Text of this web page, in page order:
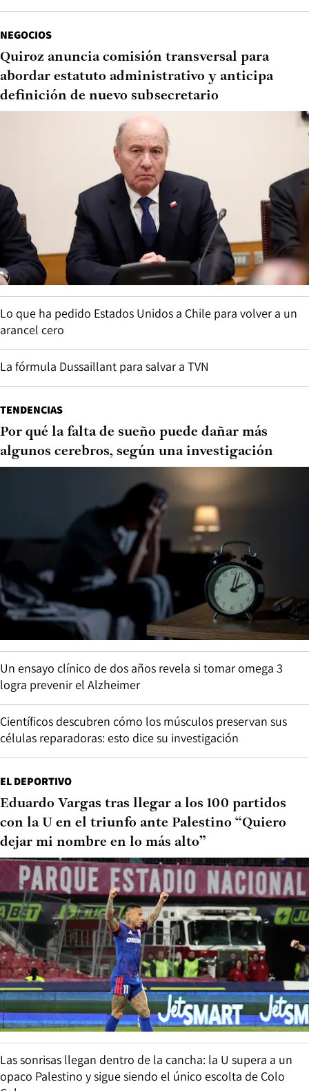
NEGOCIOS
Quiroz anuncia comisión transversal para
abordar estatuto administrativo y anticipa
definición de nuevo subsecretario
Lo que ha pedido Estados Unidos a Chile para volver a un
arancel cero
La fórmula Dussaillant para salvar a TVN
TENDENCIAS
Por qué la falta de sueño puede dañar más
algunos cerebros, según una investigación
Un ensayo clínico de dos años revela si tomar omega 3
logra prevenir el Alzheimer
Científicos descubren cómo los músculos preservan sus
células reparadoras: esto dice su investigación
EL DEPORTIVO
Eduardo Vargas tras llegar a los 100 partidos
con la U en el triunfo ante Palestino “Quiero
dejar mi nombre en lo más alto”
Las sonrisas llegan dentro de la cancha: la U supera a un
opaco Palestino y sigue siendo el único escolta de Colo